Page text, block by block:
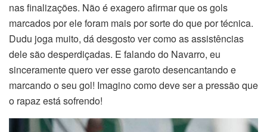
nas finalizações. Não é exagero afirmar que os gols
marcados por ele foram mais por sorte do que por técnica.
Dudu joga muito, dá desgosto ver como as assistências
dele são desperdiçadas. E falando do Navarro, eu
sinceramente quero ver esse garoto desencantando e
marcando o seu gol! Imagino como deve ser a pressão que
o rapaz está sofrendo!